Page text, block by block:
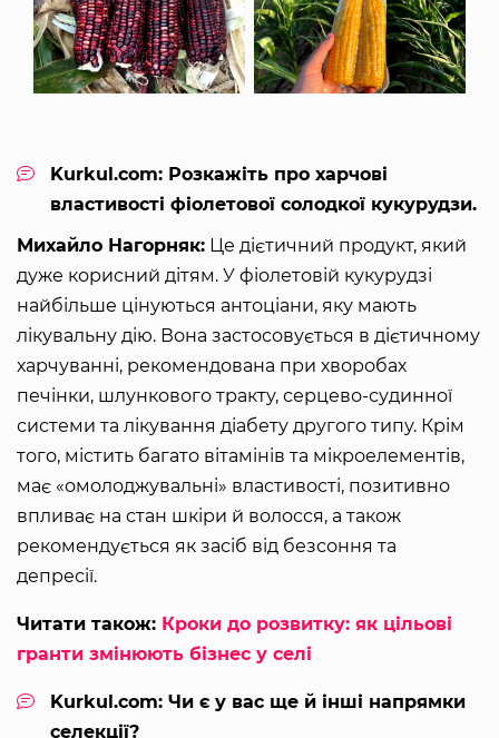
Kurkul.com: Розкажіть про харчові
властивості фіолетової солодкої кукурудзи.
Михайло Нагорняк: Це дієтичний продукт, який
дуже корисний дітям. У фіолетовій кукурудзі
найбільше цінуються антоціани, яку мають
лікувальну дію. Вона застосовується в дієтичному
харчуванні, рекомендована при хворобах
печінки, шлункового тракту, серцево-судинної
системи та лікування діабету другого типу. Крім
того, містить багато вітамінів та мікроелементів,
має «омолоджувальні» властивості, позитивно
впливає на стан шкіри й волосся, а також
рекомендується як засіб від безсоння та
депресії.
Читати також: Кроки до розвитку: як цільові
гранти змінюють бізнес у селі
Kurkul.com: Чи є у вас ще й інші напрямки
селекції?